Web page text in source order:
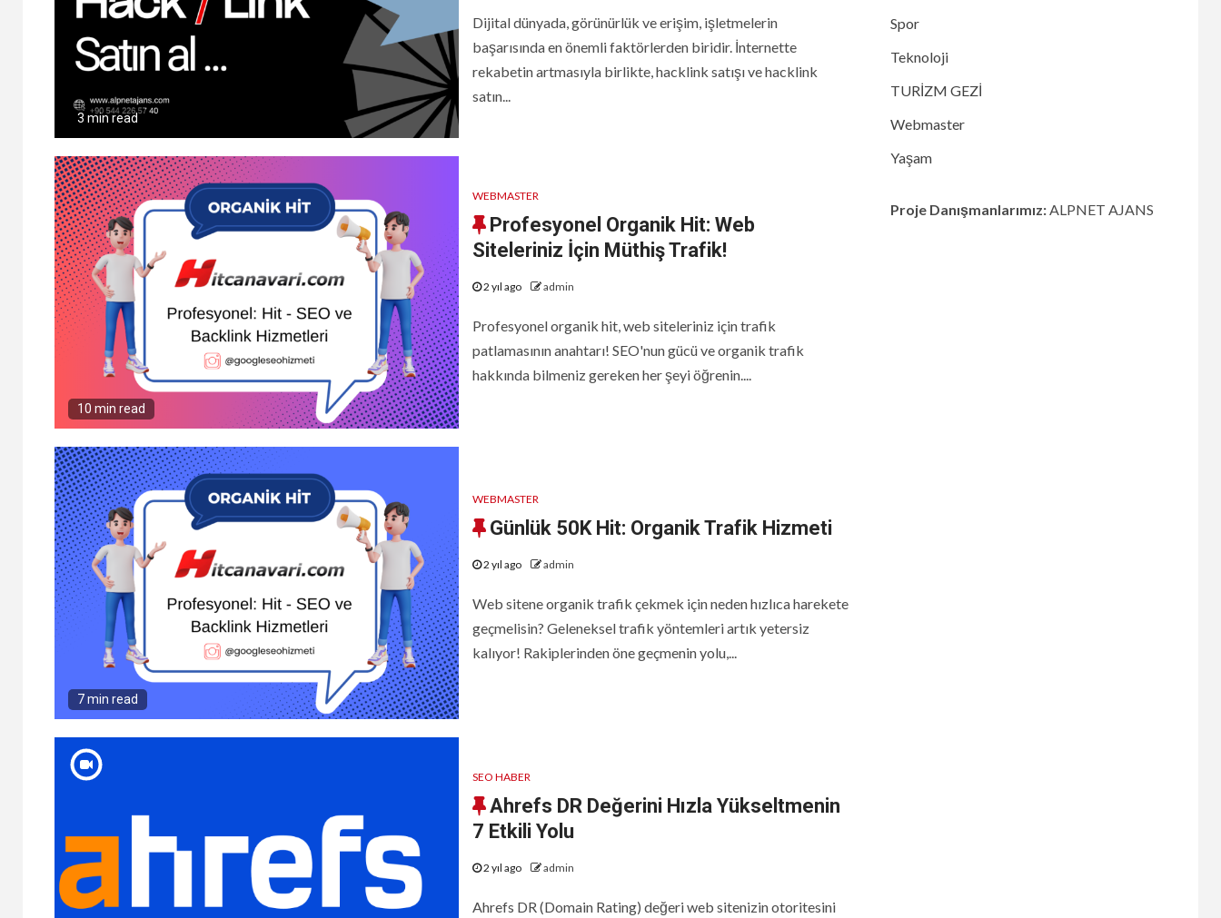
3 min read
Dijital dünyada, görünürlük ve erişim, işletmelerin
başarısında en önemli faktörlerden biridir. İnternette
rekabetin artmasıyla birlikte, hacklink satışı ve hacklink
satın...
10 min read
WEBMASTER
Profesyonel Organik Hit: Web
Siteleriniz İçin Müthiş Trafik!
2 yıl ago admin
Profesyonel organik hit, web siteleriniz için trafik
patlamasının anahtarı! SEO'nun gücü ve organik trafik
hakkında bilmeniz gereken her şeyi öğrenin....
7 min read
WEBMASTER
Günlük 50K Hit: Organik Trafik Hizmeti
2 yıl ago admin
Web sitene organik trafik çekmek için neden hızlıca harekete
geçmelisin? Geleneksel trafik yöntemleri artık yetersiz
kalıyor! Rakiplerinden öne geçmenin yolu,...
SEO HABER
Ahrefs DR Değerini Hızla Yükseltmenin
7 Etkili Yolu
2 yıl ago admin
Ahrefs DR (Domain Rating) değeri web sitenizin otoritesini
Spor
Teknoloji
TURİZM GEZİ
Webmaster
Yaşam
Proje Danışmanlarımız:ALPNET AJANS